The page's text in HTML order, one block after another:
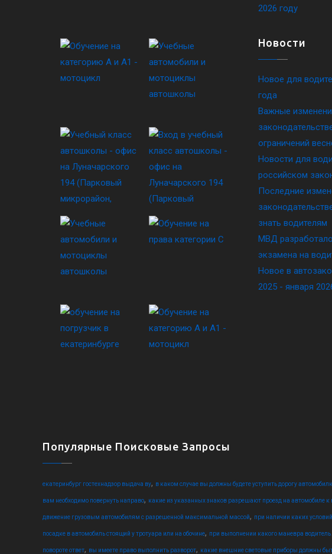
2026 году
Новости
Новое для
года
Важные
ограничений
Новости для
российском
Последние
знать водителям
МВД
экзамена на
Новое в
2025 - января
Популярные Поисковые Запросы
екатеринбург гостехнадзор выдача ву, в каком случае вы должны будете уступить дорогу
вам необходимо повернуть направо, какие из указанных знаков разрешают проезд на автомобиле
движение грузовым автомобилям с разрешенной максимальной массой, при наличии каких
посадке в автомобиль стоящий у тротуара или на обочине, при выполнении какого маневра
повороте ответ, вы имеете право выполнить разворот, какие внешние световые приборы должны